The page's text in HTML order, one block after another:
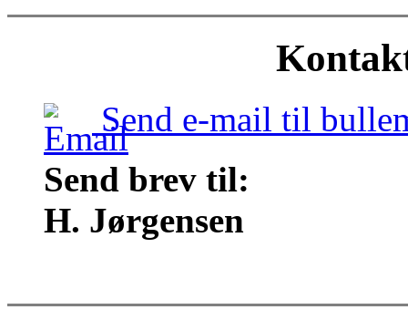
Send e-mail til
Send brev til:
H. Jørgensen